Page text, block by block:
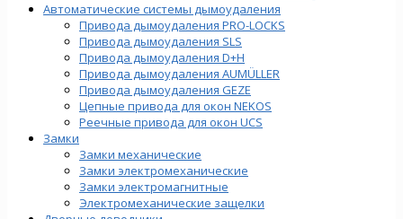
Автоматические системы дымоудаления
Привода дымоудаления PRO-LOCKS
Привода дымоудаления SLS
Привода дымоудаления D+H
Привода дымоудаления AUMÜLLER
Привода дымоудаления GEZE
Цепные привода для окон NEKOS
Реечные привода для окон UСS
Замки
Замки механические
Замки электромеханические
Замки электромагнитные
Электромеханические защелки